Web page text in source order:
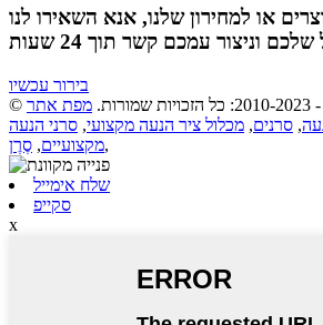
או למחירון שלנו, אנא השאירו לנו
בירור עכשיו
מפת אתר
, סרנים, מכלול ציר הנעה מקצועי, סרני הנעה
מקצועיים, סֶרֶן ,
שלח אימייל
סקייפ
x